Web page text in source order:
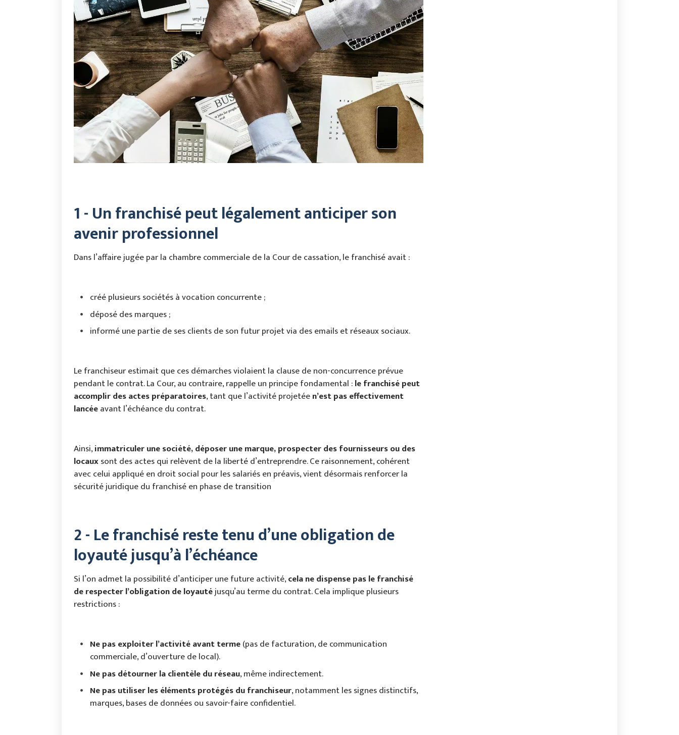
1 - Un franchisé peut légalement anticiper son
avenir professionnel
Dans l’affaire jugée par la chambre commerciale de la Cour de cassation, le franchisé avait :
créé plusieurs sociétés à vocation concurrente ;
déposé des marques ;
informé une partie de ses clients de son futur projet via des emails et réseaux sociaux.
Le franchiseur estimait que ces démarches violaient la clause de non-concurrence prévue
pendant le contrat. La Cour, au contraire, rappelle un principe fondamental :le franchisé peut
accomplir des actes préparatoires, tant que l’activité projetéen’est pas effectivement
lancéeavant l’échéance du contrat.
Ainsi,immatriculer une société, déposer une marque, prospecter des fournisseurs ou des
locauxsont des actes qui relèvent de la liberté d’entreprendre. Ce raisonnement, cohérent
avec celui appliqué en droit social pour les salariés en préavis, vient désormais renforcer la
sécurité juridique du franchisé en phase de transition
2 - Le franchisé reste tenu d’une obligation de
loyauté jusqu’à l’échéance
Si l’on admet la possibilité d’anticiper une future activité,cela ne dispense pas le franchisé
de respecter l’obligation de loyautéjusqu’au terme du contrat. Cela implique plusieurs
restrictions :
Ne pas exploiter l’activité avant terme(pas de facturation, de communication
commerciale, d’ouverture de local).
Ne pas détourner la clientèle du réseau, même indirectement.
Ne pas utiliser les éléments protégés du franchiseur, notamment les signes distinctifs,
marques, bases de données ou savoir-faire confidentiel.